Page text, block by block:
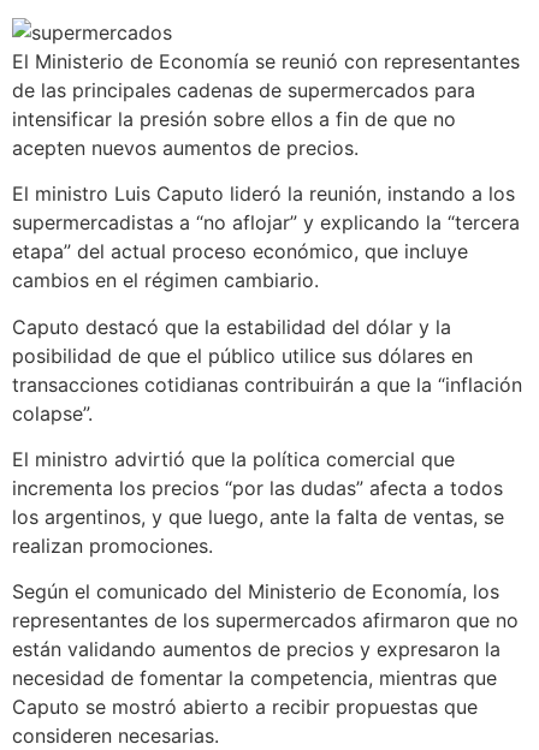
El Ministerio de Economía se reunió con representantes
de las principales cadenas de supermercados para
intensificar la presión sobre ellos a fin de que no
acepten nuevos aumentos de precios.
El ministro Luis Caputo lideró la reunión, instando a los
supermercadistas a “no aflojar” y explicando la “tercera
etapa” del actual proceso económico, que incluye
cambios en el régimen cambiario.
Caputo destacó que la estabilidad del dólar y la
posibilidad de que el público utilice sus dólares en
transacciones cotidianas contribuirán a que la “inflación
colapse”.
El ministro advirtió que la política comercial que
incrementa los precios “por las dudas” afecta a todos
los argentinos, y que luego, ante la falta de ventas, se
realizan promociones.
Según el comunicado del Ministerio de Economía, los
representantes de los supermercados afirmaron que no
están validando aumentos de precios y expresaron la
necesidad de fomentar la competencia, mientras que
Caputo se mostró abierto a recibir propuestas que
consideren necesarias.